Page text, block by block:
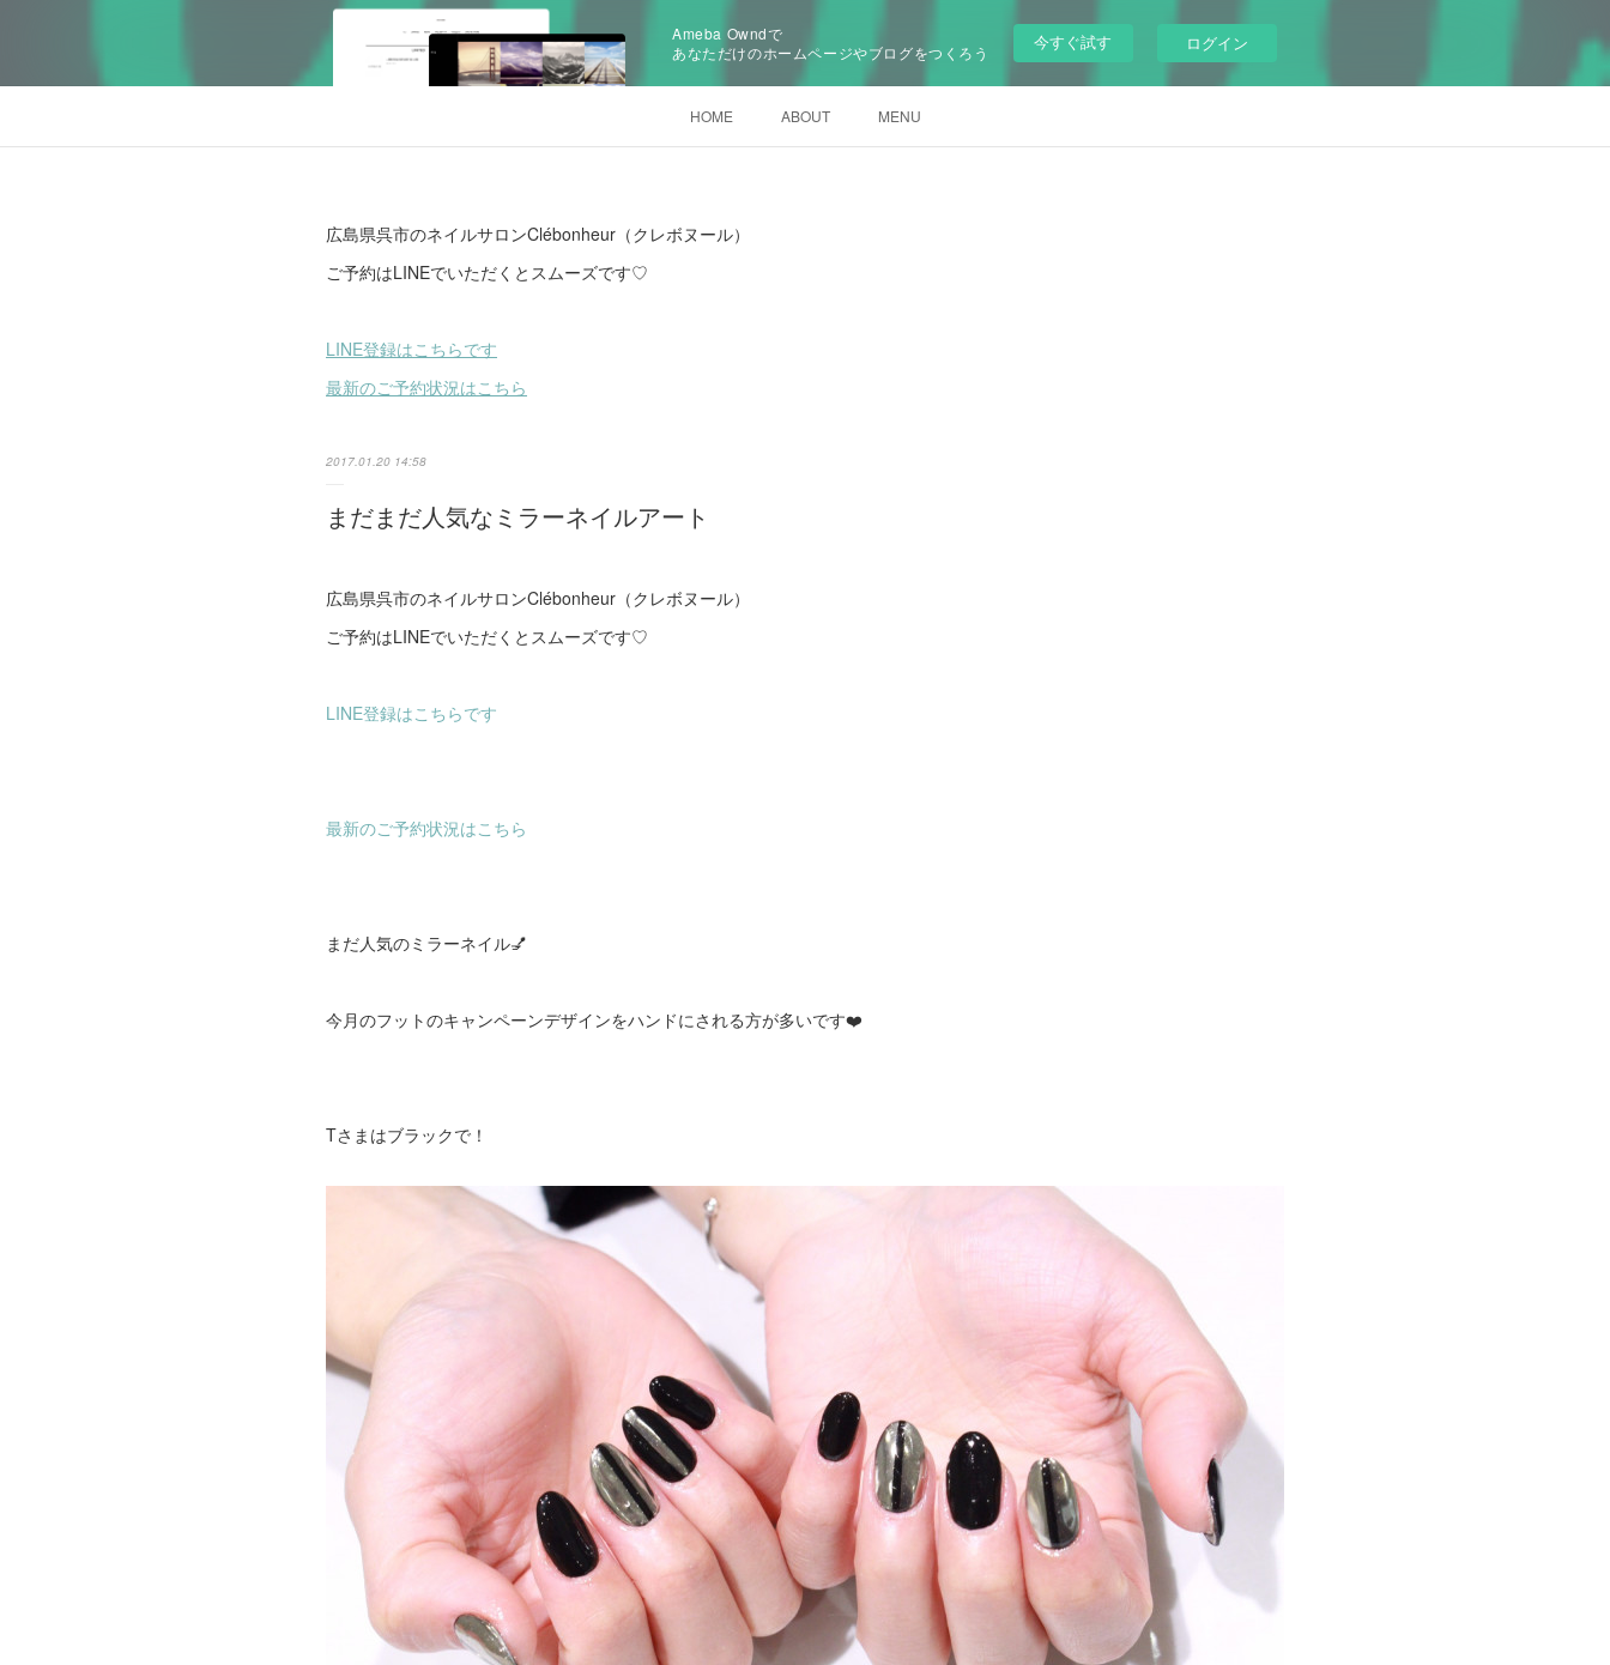
Ameba Owndで
あなただけのホームページやブログをつくろう
今すぐ試す ログイン
HOME ABOUT MENU
広島県呉市のネイルサロンClébonheur（クレボヌール）
ご予約はLINEでいただくとスムーズです♡
LINE登録はこちらです
最新のご予約状況はこちら
2017.01.20 14:58
まだまだ人気なミラーネイルアート
広島県呉市のネイルサロンClébonheur（クレボヌール）
ご予約はLINEでいただくとスムーズです♡
LINE登録はこちらです
最新のご予約状況はこちら
まだ人気のミラーネイル💅
今月のフットのキャンペーンデザインをハンドにされる方が多いです❤️
Tさまはブラックで！